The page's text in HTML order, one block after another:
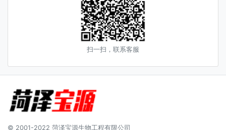
扫一扫，联系客服
© 2001-2022 菏泽宝源生物工程有限公司